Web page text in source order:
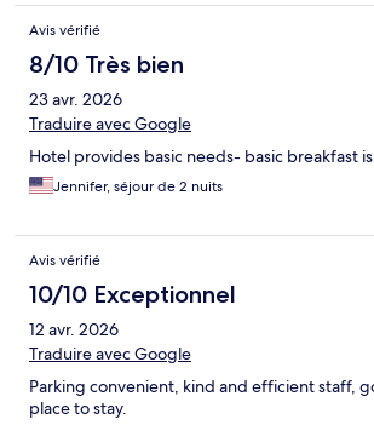
Avis vérifié
8/10 Très bien
23 avr. 2026
Traduire avec Google
Hotel provides basic needs- basic breakfast
Jennifer, séjour de 2 nuits
Avis vérifié
10/10 Exceptionnel
12 avr. 2026
Traduire avec Google
Parking convenient, kind and efficient staff,
place to stay.